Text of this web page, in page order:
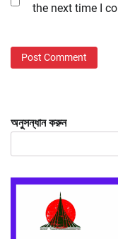
the next time I
অনুসন্ধান করুন